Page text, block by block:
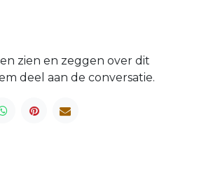
zien en zeggen over dit
deel aan de conversatie.